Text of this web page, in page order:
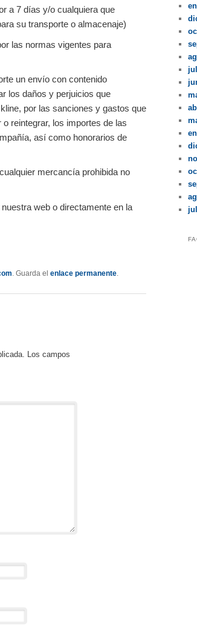
a 7 días y/o cualquiera que
su transporte o almacenaje)
las normas vigentes para
un envío con contenido
los daños y perjuicios que
por las sanciones y gastos que
reintegrar, los importes de las
así como honorarios de
mercancía prohibida no
web o directamente en la
. Guarda el enlace permanente
Los campos